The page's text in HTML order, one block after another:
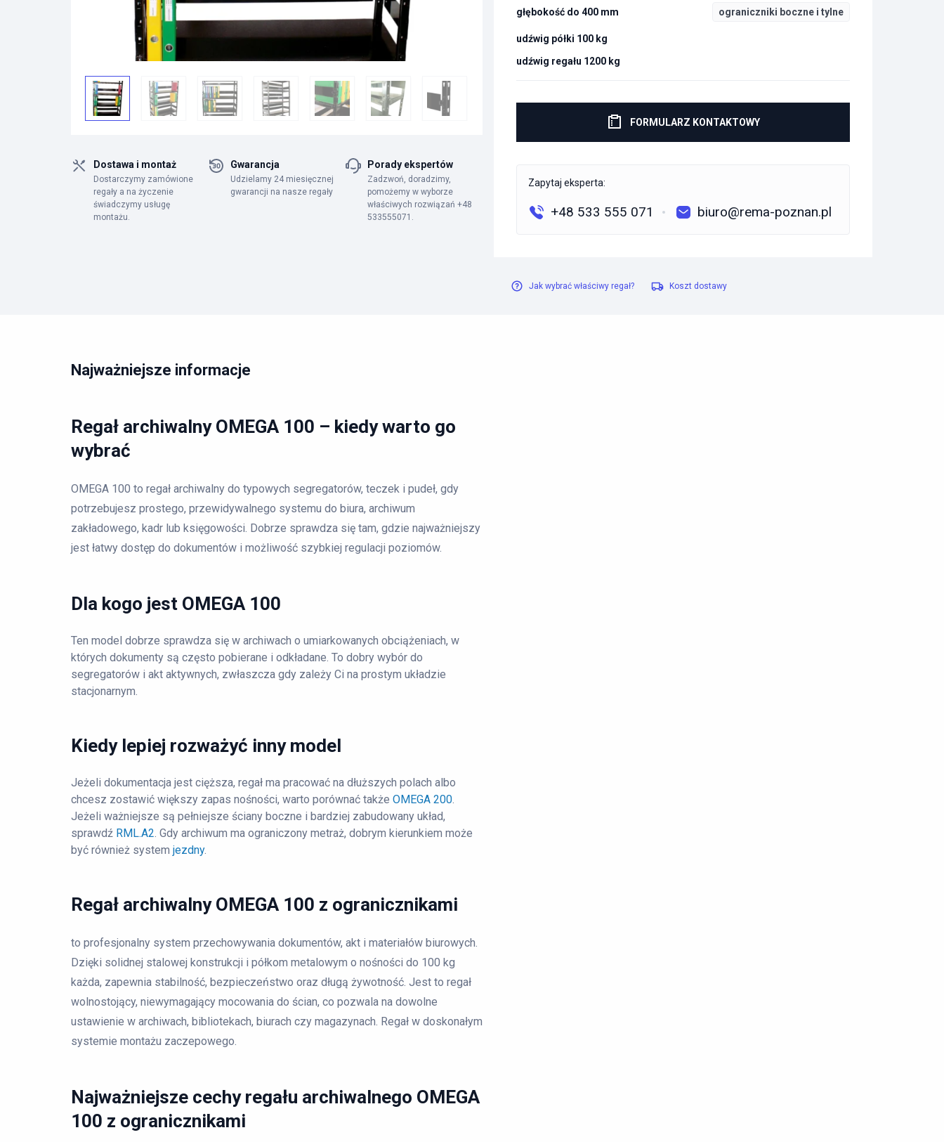
Dostawa i montaż
Dostarczymy zamówione
regały a na życzenie
świadczymy usługę
montażu.
Gwarancja
Udzielamy 24 miesięcznej
gwarancji na nasze regały
Porady ekspertów
Zadzwoń, doradzimy,
pomożemy w wyborze
właściwych rozwiązań +48
533555071.
głębokość do 400 mm ograniczniki boczne i tylne
udźwig półki 100 kg
udźwig regału 1200 kg
FORMULARZ KONTAKTOWY
Zapytaj eksperta:
+48 533 555 071 biuro@rema-poznan.pl
Jak wybrać właściwy regał? Koszt dostawy
Najważniejsze informacje
Regał archiwalny OMEGA 100 – kiedy warto go
wybrać
OMEGA 100 to regał archiwalny do typowych segregatorów, teczek i pudeł, gdy
potrzebujesz prostego, przewidywalnego systemu do biura, archiwum
zakładowego, kadr lub księgowości. Dobrze sprawdza się tam, gdzie najważniejszy
jest łatwy dostęp do dokumentów i możliwość szybkiej regulacji poziomów.
Dla kogo jest OMEGA 100
Ten model dobrze sprawdza się w archiwach o umiarkowanych obciążeniach, w
których dokumenty są często pobierane i odkładane. To dobry wybór do
segregatorów i akt aktywnych, zwłaszcza gdy zależy Ci na prostym układzie
stacjonarnym.
Kiedy lepiej rozważyć inny model
Jeżeli dokumentacja jest cięższa, regał ma pracować na dłuższych polach albo
chcesz zostawić większy zapas nośności, warto porównać także OMEGA 200.
Jeżeli ważniejsze są pełniejsze ściany boczne i bardziej zabudowany układ,
sprawdź RML.A2. Gdy archiwum ma ograniczony metraż, dobrym kierunkiem może
być również system jezdny.
Regał archiwalny OMEGA 100 z ogranicznikami
to profesjonalny system przechowywania dokumentów, akt i materiałów biurowych.
Dzięki solidnej stalowej konstrukcji i półkom metalowym o nośności do 100 kg
każda, zapewnia stabilność, bezpieczeństwo oraz długą żywotność. Jest to regał
wolnostojący, niewymagający mocowania do ścian, co pozwala na dowolne
ustawienie w archiwach, bibliotekach, biurach czy magazynach. Regał w doskonałym
systemie montażu zaczepowego.
Najważniejsze cechy regału archiwalnego OMEGA
100 z ogranicznikami